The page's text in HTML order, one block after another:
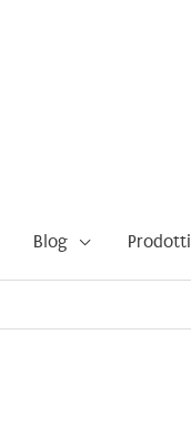
Blog Prodotti